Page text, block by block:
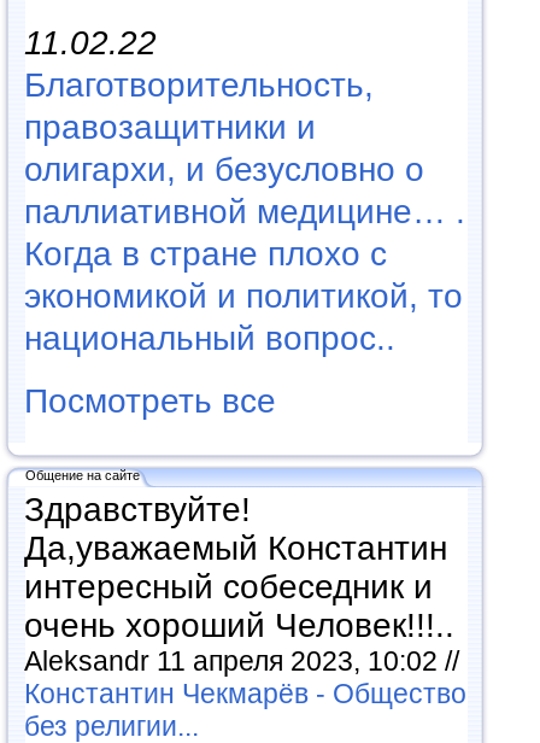
11.02.22
Благотворительность,
правозащитники и
олигархи, и безусловно о
паллиативной медицине… .
Когда в стране плохо с
экономикой и политикой, то
национальный вопрос..
Посмотреть все
Общение на сайте
Здравствуйте!
Да,уважаемый Константин
интересный собеседник и
очень хороший Человек!!!..
Aleksandr 11 апреля 2023, 10:02 //
Константин Чекмарёв - Общество
без религии...